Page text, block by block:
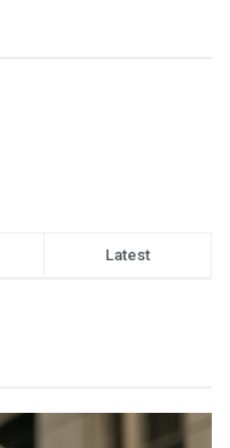
Latest